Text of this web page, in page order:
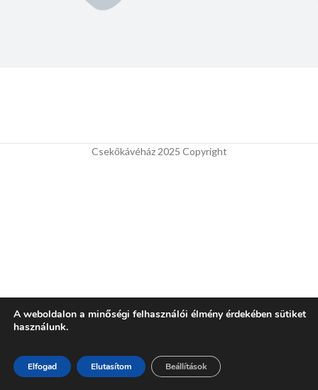
Csekőkávéház 2025 Copyright
A weboldalon a minőségi felhasználói élmény érdekében sütiket
használunk.
Elfogad Elutasítom Beállítások